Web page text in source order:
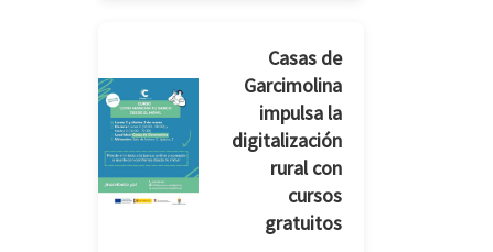
Casas de
Garcimolina
impulsa la
digitalización
rural con
cursos
gratuitos